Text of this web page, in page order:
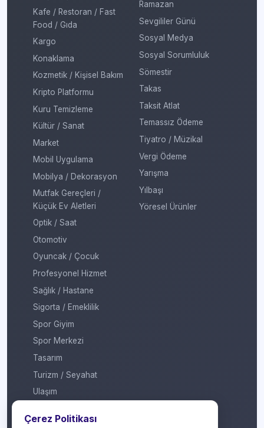
Kafe / Restoran / Fast
Food / Gıda
Kargo
Konaklama
Kozmetik / Kişisel Bakım
Kripto Platformu
Kuru Temizleme
Kültür / Sanat
Market
Mobil Uygulama
Mobilya / Dekorasyon
Mutfak Gereçleri /
Küçük Ev Aletleri
Optik / Saat
Otomotiv
Oyuncak / Çocuk
Profesyonel Hizmet
Sağlık / Hastane
Sigorta / Emeklilik
Spor Giyim
Spor Merkezi
Tasarım
Turizm / Seyahat
Ulaşım
Yapı Marketi
Ramazan
Sevgililer Günü
Sosyal Medya
Sosyal Sorumluluk
Sömestir
Takas
Taksit Atlat
Temassız Ödeme
Tiyatro / Müzikal
Vergi Ödeme
Yarışma
Yılbaşı
Yöresel Ürünler
Çerez Politikası